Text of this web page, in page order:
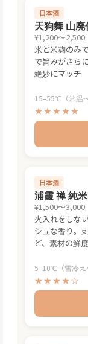
日本酒
天狗舞 山
¥1,200〜2,500
米と米麹のみ
で旨みがさら
絶妙にマッチ
15–55℃（常温
★★★★★
日本酒
浦霞 禅 純
¥1,500〜3,000
火入れをしな
シュな香り。
ど、素材の鮮
5–10℃（雪冷え
★★★★☆